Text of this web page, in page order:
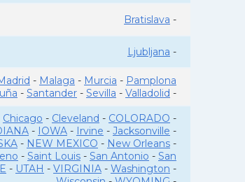
Bratislava -
Ljubljana -
- Malaga - Murcia - Pamplona
- Santander - Sevilla - Valladolid -
Chicago - Cleveland - COLORADO -
- IOWA - Irvine - Jacksonville -
- NEW MEXICO - New Orleans -
- Saint Louis - San Antonio - San
- UTAH - VIRGINIA - Washington -